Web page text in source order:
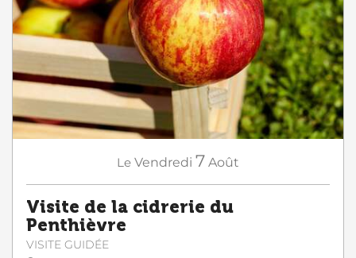
Le Vendredi 7 Août
Visite de la cidrerie du
Penthièvre
VISITE GUIDÉE